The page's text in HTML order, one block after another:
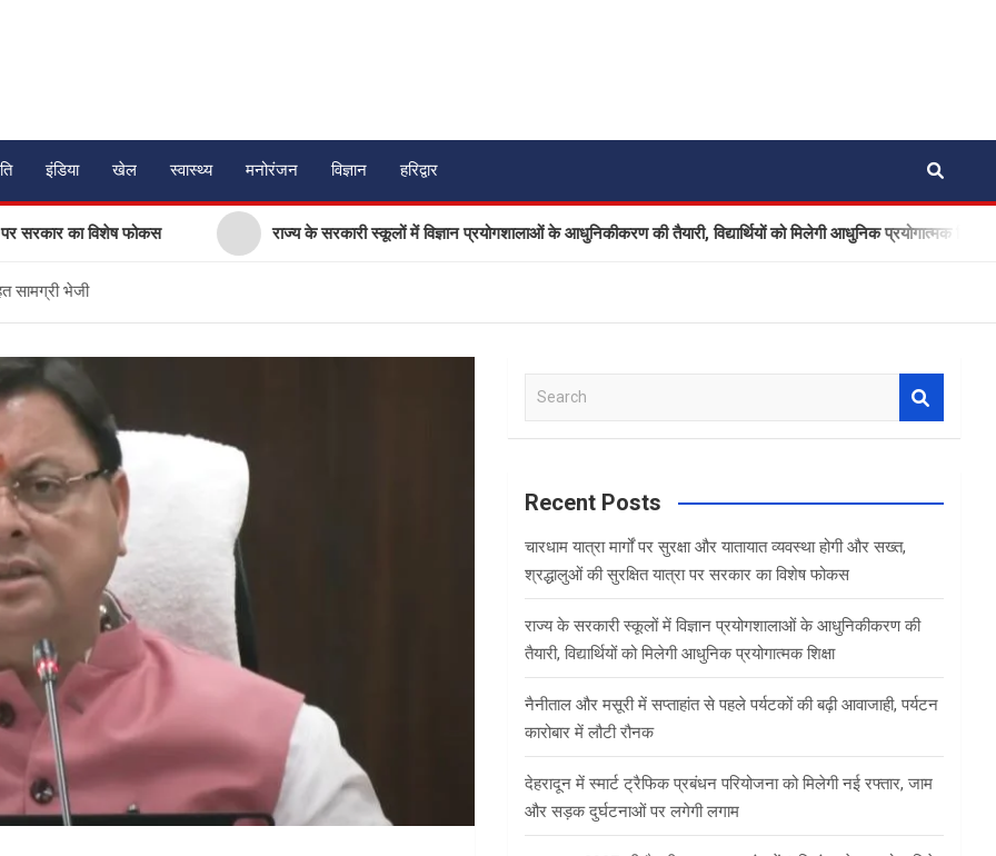
इंडिया खेल स्वास्थ्य मनोरंजन विज्ञान हरिद्वार
का विशेष फोकस राज्य के सरकारी स्कूलों में विज्ञान प्रयोगशालाओं के आधुनिकीकरण की तैयारी, विद्यार्थियों को मिलेगी आधुनिक प्रयोगात्मक शिक्षा
सामग्री भेजी
a
c
Recent Posts
चारधाम यात्रा मार्गों पर सुरक्षा और यातायात व्यवस्था होगी और सख्त,
श्रद्धालुओं की सुरक्षित यात्रा पर सरकार का विशेष फोकस
राज्य के सरकारी स्कूलों में विज्ञान प्रयोगशालाओं के आधुनिकीकरण की
तैयारी, विद्यार्थियों को मिलेगी आधुनिक प्रयोगात्मक शिक्षा
नैनीताल और मसूरी में सप्ताहांत से पहले पर्यटकों की बढ़ी आवाजाही, पर्यटन
कारोबार में लौटी रौनक
देहरादून में स्मार्ट ट्रैफिक प्रबंधन परियोजना को मिलेगी नई रफ्तार, जाम
और सड़क दुर्घटनाओं पर लगेगी लगाम